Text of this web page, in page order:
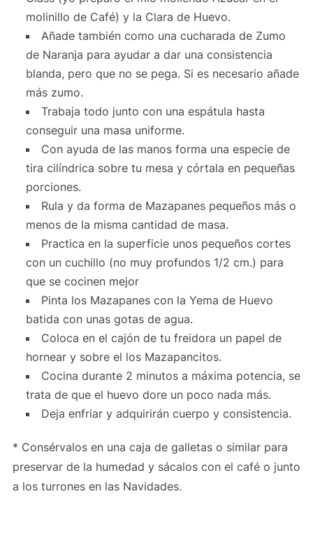
molinillo de Café) y la Clara de Huevo.
Añade también como una cucharada de Zumo
de Naranja para ayudar a dar una consistencia
blanda, pero que no se pega. Si es necesario añade
más zumo.
Trabaja todo junto con una espátula hasta
conseguir una masa uniforme.
Con ayuda de las manos forma una especie de
tira cilíndrica sobre tu mesa y córtala en pequeñas
porciones.
Rula y da forma de Mazapanes pequeños más o
menos de la misma cantidad de masa.
Practica en la superficie unos pequeños cortes
con un cuchillo (no muy profundos 1/2 cm.) para
que se cocinen mejor
Pinta los Mazapanes con la Yema de Huevo
batida con unas gotas de agua.
Coloca en el cajón de tu freidora un papel de
hornear y sobre el los Mazapancitos.
Cocina durante 2 minutos a máxima potencia, se
trata de que el huevo dore un poco nada más.
Deja enfriar y adquirirán cuerpo y consistencia.
* Consérvalos en una caja de galletas o similar para
preservar de la humedad y sácalos con el café o junto
a los turrones en las Navidades.